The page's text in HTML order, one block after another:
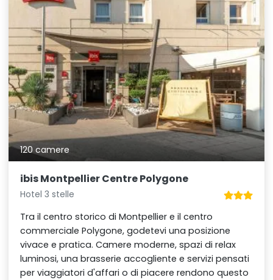
120 camere
ibis Montpellier Centre Polygone
Hotel 3 stelle
Tra il centro storico di Montpellier e il centro
commerciale Polygone, godetevi una posizione
vivace e pratica. Camere moderne, spazi di relax
luminosi, una brasserie accogliente e servizi pensati
per viaggiatori d'affari o di piacere rendono questo